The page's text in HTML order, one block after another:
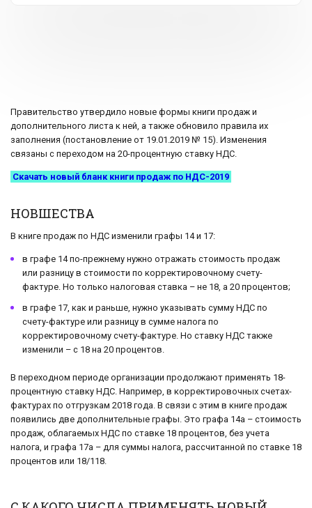
Правительство утвердило новые формы книги продаж и
дополнительного листа к ней, а также обновило правила их
заполнения (постановление от 19.01.2019 № 15). Изменения
связаны с переходом на 20-процентную ставку НДС.
Скачать новый бланк книги продаж по НДС-2019
НОВШЕСТВА
В книге продаж по НДС изменили графы 14 и 17:
в графе 14 по-прежнему нужно отражать стоимость продаж
или разницу в стоимости по корректировочному счету-
фактуре. Но только налоговая ставка – не 18, а 20 процентов;
в графе 17, как и раньше, нужно указывать сумму НДС по
счету-фактуре или разницу в сумме налога по
корректировочному счету-фактуре. Но ставку НДС также
изменили – с 18 на 20 процентов.
В переходном периоде организации продолжают применять 18-
процентную ставку НДС. Например, в корректировочных счетах-
фактурах по отгрузкам 2018 года. В связи с этим в книге продаж
появились две дополнительные графы. Это графа 14а – стоимость
продаж, облагаемых НДС по ставке 18 процентов, без учета
налога, и графа 17а – для суммы налога, рассчитанной по ставке 18
процентов или 18/118.